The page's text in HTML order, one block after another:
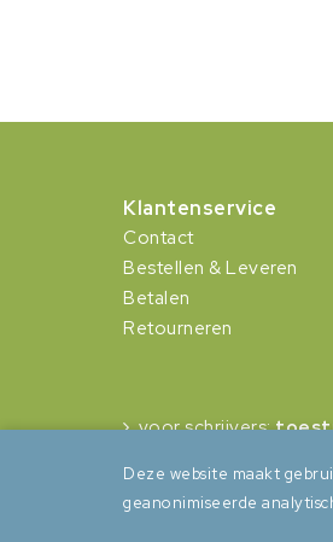
Klantenservice
Contact
Bestellen & Leveren
Betalen
Retourneren
voor schrijvers:
Deze website maakt
geanonimiseerde